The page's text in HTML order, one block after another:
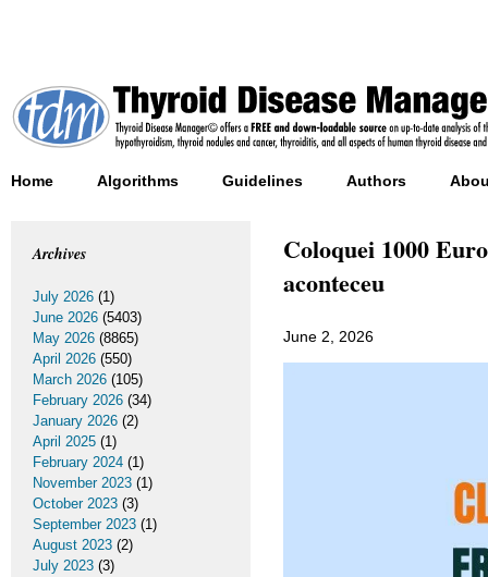
Home Algorithms Guidelines Authors
Coloquei 1000
aconteceu
June 2, 2026
Archives
July 2026 (1)
June 2026 (5403)
May 2026 (8865)
April 2026 (550)
March 2026 (105)
February 2026 (34)
January 2026 (2)
April 2025 (1)
February 2024 (1)
November 2023 (1)
October 2023 (3)
September 2023 (1)
August 2023 (2)
July 2023 (3)